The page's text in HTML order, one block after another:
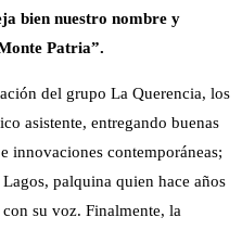
bien nuestro nombre y
Patria”.
del grupo La Querencia, los
asistente, entregando buenas
innovaciones contemporáneas;
palquina quien hace años
su voz. Finalmente, la